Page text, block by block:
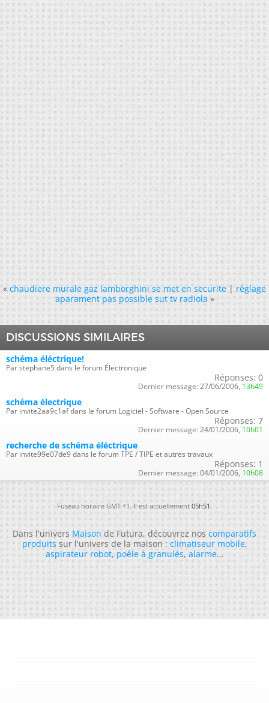
« chaudiere murale gaz lamborghini se met en securite|réglage
aparament pas possible sut tv radiola »
DISCUSSIONS SIMILAIRES
schéma éléctrique!
Par stephane5 dans le forum Électronique
Réponses: 0
Dernier message: 27/06/2006, 13h49
schéma électrique
Par invite2aa9c1af dans le forum Logiciel - Software - Open Source
Réponses: 7
Dernier message: 24/01/2006, 10h01
recherche de schéma éléctrique
Par invite99e07de9 dans le forum TPE / TIPE et autres travaux
Réponses: 1
Dernier message: 04/01/2006, 10h08
Fuseau horaire GMT +1. Il est actuellement05h51.
Dans l'universMaisonde Futura, découvrez noscomparatifs
produitssur l'univers de la maison :climatiseur mobile,
aspirateur robot,poêle à granulés,alarme...